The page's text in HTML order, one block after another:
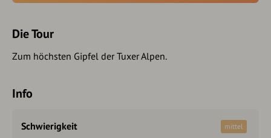
Die Tour
Zum höchsten Gipfel der Tuxer Alpen.
Info
Schwierigkeit mittel